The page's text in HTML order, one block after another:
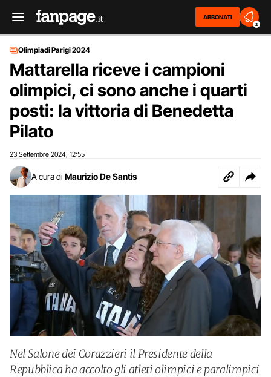
ABBONATI
2
Olimpiadi Parigi 2024
Mattarella riceve i campioni
olimpici, ci sono anche i quarti
posti: la vittoria di Benedetta
Pilato
23 Settembre 2024 12:55
A cura di Maurizio De Santis
Nel Salone dei Corazzieri il Presidente della
Repubblica ha accolto gli atleti olimpici e paralimpici